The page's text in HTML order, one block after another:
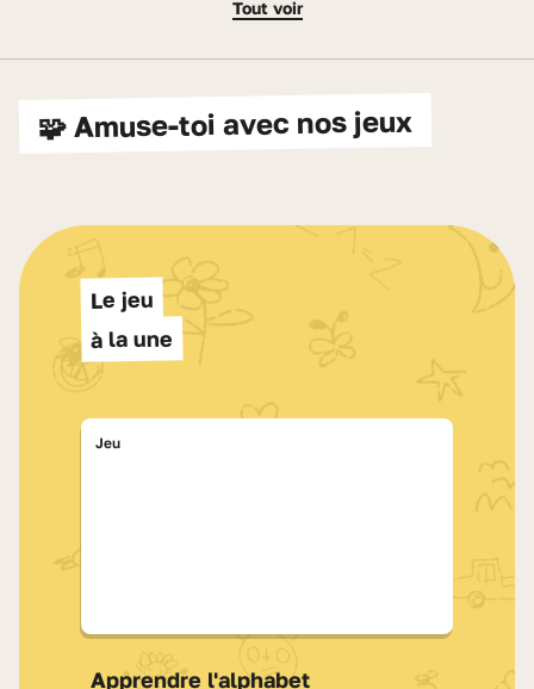
Tout voir
🧩 Amuse-toi avec nos jeux
Le jeu
à la une
Jeu
Apprendre l'alphabet